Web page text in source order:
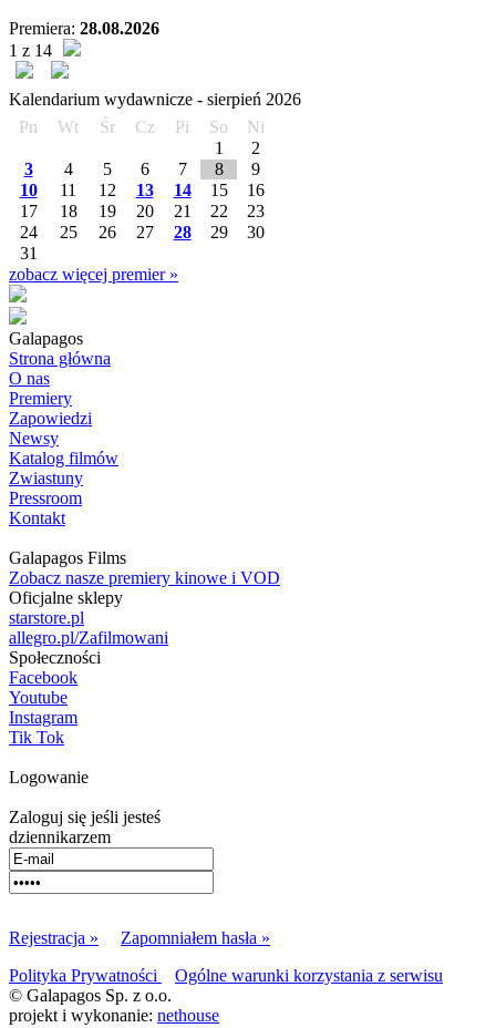
Premiera: 28.08.2026
1 z 14
Kalendarium wydawnicze - sierpień 2026
Pn
Wt Śr Cz Pi So
Ni
1
2
3
4 5 6 7 8
9
10
11 12 13 14 15
16
17
18 19 20 21 22
23
24
25 26 27 28 29
30
31
zobacz więcej premier »
Galapagos
Strona główna
O nas
Premiery
Zapowiedzi
Newsy
Katalog filmów
Zwiastuny
Pressroom
Kontakt
Galapagos Films
Zobacz nasze premiery kinowe i VOD
Oficjalne sklepy
starstore.pl
allegro.pl/Zafilmowani
Społeczności
Facebook
Youtube
Instagram
Tik Tok
Logowanie
Zaloguj się jeśli jesteś
dziennikarzem
Rejestracja »
Zapomniałem hasła »
Polityka Prywatności
Ogólne warunki korzystania z serwisu
© Galapagos Sp. z o.o.
projekt i wykonanie: nethouse